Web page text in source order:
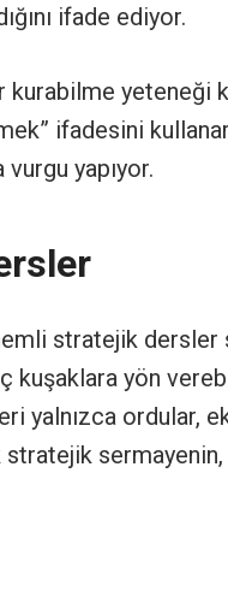
ifade ediyor.
kurabilme yeteneği
ifadesini
yapıyor.
stratejik dersler
kuşaklara yön
yalnızca ordular,